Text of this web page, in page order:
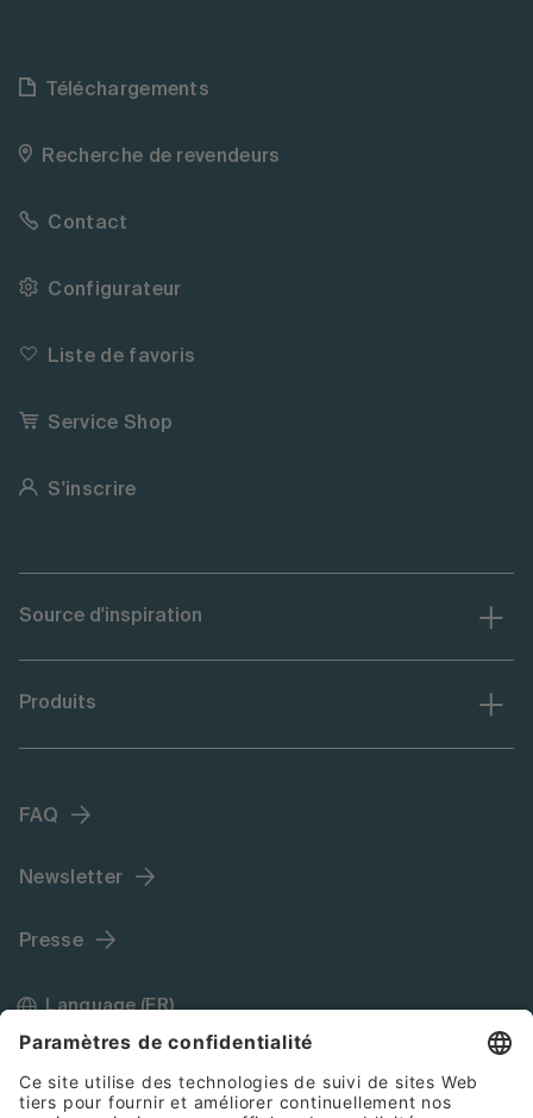
Téléchargements
Recherche de revendeurs
Contact
Configurateur
Liste de favoris
Service Shop
S'inscrire
Source d'inspiration
Produits
FAQ
Newsletter
Presse
Language (FR)